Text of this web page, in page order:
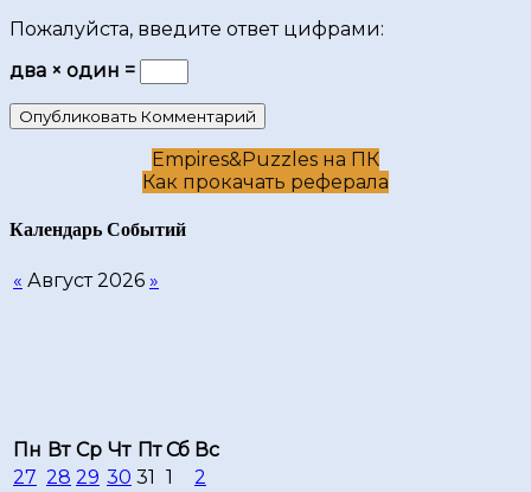
Пожалуйста, введите ответ цифрами:
два × один =
Empires&Puzzles на ПК
Как прокачать реферала
Календарь Cобытий
« Август 2026 »
Пн Вт Ср Чт Пт Сб Вс
27 28 29 30 31 1
2